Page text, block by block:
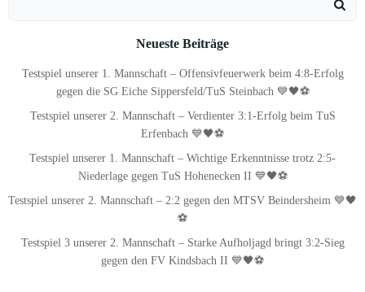
Neueste Beiträge
Testspiel unserer 1. Mannschaft – Offensivfeuerwerk beim 4:8-Erfolg
gegen die SG Eiche Sippersfeld/TuS Steinbach 💙🖤⚽
Testspiel unserer 2. Mannschaft – Verdienter 3:1-Erfolg beim TuS
Erfenbach 💙🖤⚽
Testspiel unserer 1. Mannschaft – Wichtige Erkenntnisse trotz 2:5-
Niederlage gegen TuS Hohenecken II 💙🖤⚽
Testspiel unserer 2. Mannschaft – 2:2 gegen den MTSV Beindersheim 💙🖤
⚽
Testspiel 3 unserer 2. Mannschaft – Starke Aufholjagd bringt 3:2-Sieg
gegen den FV Kindsbach II 💙🖤⚽